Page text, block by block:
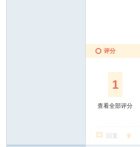
评分
1
查看全部评分
回复